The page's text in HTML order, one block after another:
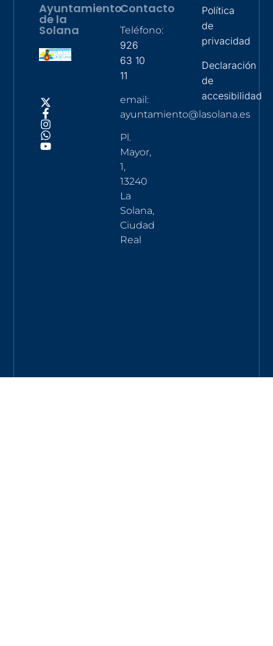
Ayuntamiento
de la
Solana
Contacto
Teléfono:
926
63 10
11
email:
ayuntamiento@lasolana.es
Pl.
Mayor,
1,
13240
La
Solana,
Ciudad
Real
Política
de
privacidad
Declaración
de
accesibilidad